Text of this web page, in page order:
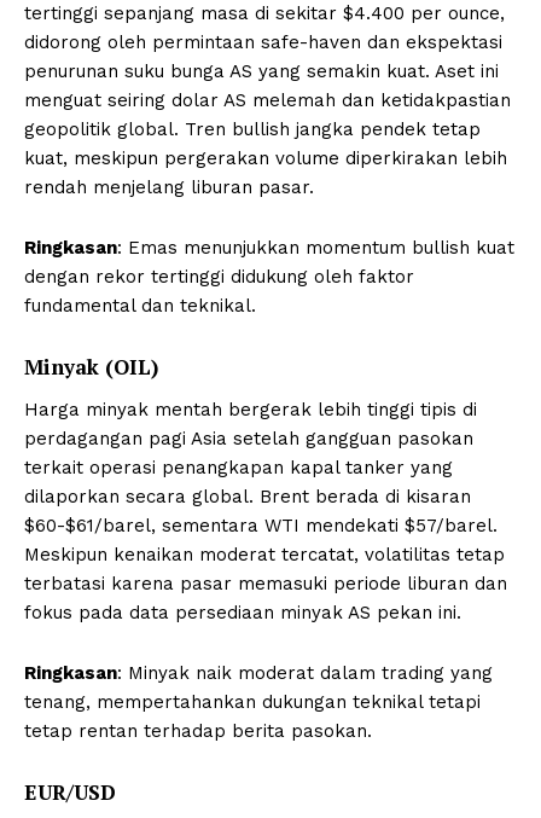
tertinggi sepanjang masa di sekitar $4.400 per ounce,
didorong oleh permintaan safe-haven dan ekspektasi
penurunan suku bunga AS yang semakin kuat. Aset ini
menguat seiring dolar AS melemah dan ketidakpastian
geopolitik global. Tren bullish jangka pendek tetap
kuat, meskipun pergerakan volume diperkirakan lebih
rendah menjelang liburan pasar.
Ringkasan: Emas menunjukkan momentum bullish kuat
dengan rekor tertinggi didukung oleh faktor
fundamental dan teknikal.
Minyak (OIL)
Harga minyak mentah bergerak lebih tinggi tipis di
perdagangan pagi Asia setelah gangguan pasokan
terkait operasi penangkapan kapal tanker yang
dilaporkan secara global. Brent berada di kisaran
$60-$61/barel, sementara WTI mendekati $57/barel.
Meskipun kenaikan moderat tercatat, volatilitas tetap
terbatasi karena pasar memasuki periode liburan dan
fokus pada data persediaan minyak AS pekan ini.
Ringkasan: Minyak naik moderat dalam trading yang
tenang, mempertahankan dukungan teknikal tetapi
tetap rentan terhadap berita pasokan.
EUR/USD